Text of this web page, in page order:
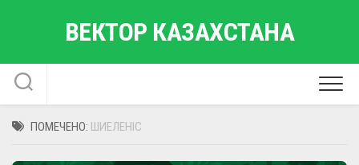
ВЕКТОР КАЗАХСТАНА
ПОМЕЧЕНО: ШИЕЛЕНІС